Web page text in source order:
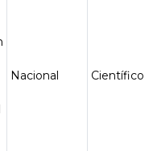
Nacional Científico